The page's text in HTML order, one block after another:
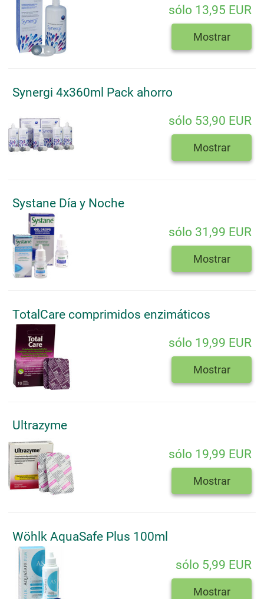
sólo 13,95 EUR
Mostrar
Synergi 4x360ml Pack ahorro
sólo 53,90 EUR
Mostrar
Systane Día y Noche
sólo 31,99 EUR
Mostrar
TotalCare comprimidos enzimáticos
sólo 19,99 EUR
Mostrar
Ultrazyme
sólo 19,99 EUR
Mostrar
Wöhlk AquaSafe Plus 100ml
sólo 5,99 EUR
Mostrar